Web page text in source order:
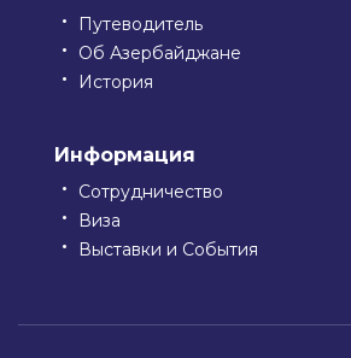
Путеводитель
Об Азербайджане
История
Информация
Сотрудничество
Виза
Выставки и События